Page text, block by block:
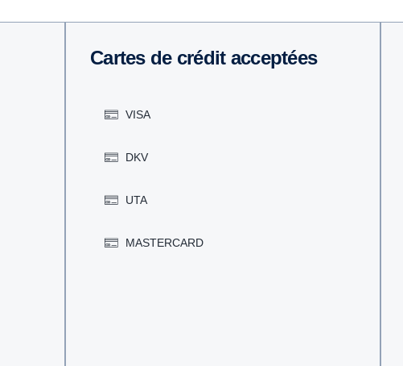
Cartes de crédit acceptées
VISA
DKV
UTA
MASTERCARD